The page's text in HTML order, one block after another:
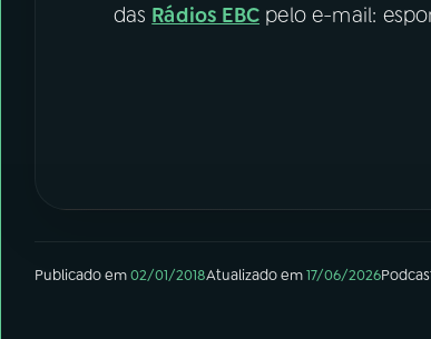
das Rádios EBC pelo e-mail:
Publicado em02/01/2018Atualizado em17/06/2026